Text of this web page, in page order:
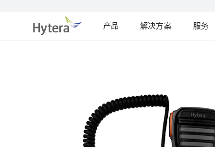
产品 解决方案 服务